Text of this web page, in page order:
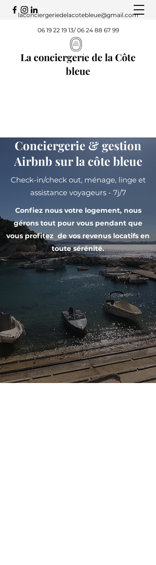
La conciergerie de la Côte
bleue
laconciergeriedelacotebleue@gmail.com
06 19 22 19 13/06 24 88 67 99
Conciergerie & gestion
Airbnb sur la côte bleue
Check-in/check out, ménage, linge et
assistance voyageurs - 7j/7
Confiez nous votre logement, nous
gérons tout pour vous pendant que
vous profitez de vos revenus locatifs en
toute sérénité.